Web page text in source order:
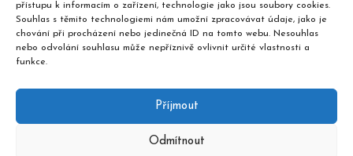
přístupu k informacím o zařízení, technologie jako jsou soubory cookies.
Souhlas s těmito technologiemi nám umožní zpracovávat údaje, jako je
chování při procházení nebo jedinečná ID na tomto webu. Nesouhlas
nebo odvolání souhlasu může nepříznivě ovlivnit určité vlastnosti a
funkce.
Příjmout
Odmítnout